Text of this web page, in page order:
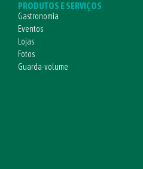
PRODUTOS E SERVIÇOS
Gastronomia
Eventos
Lojas
Fotos
Guarda-volume